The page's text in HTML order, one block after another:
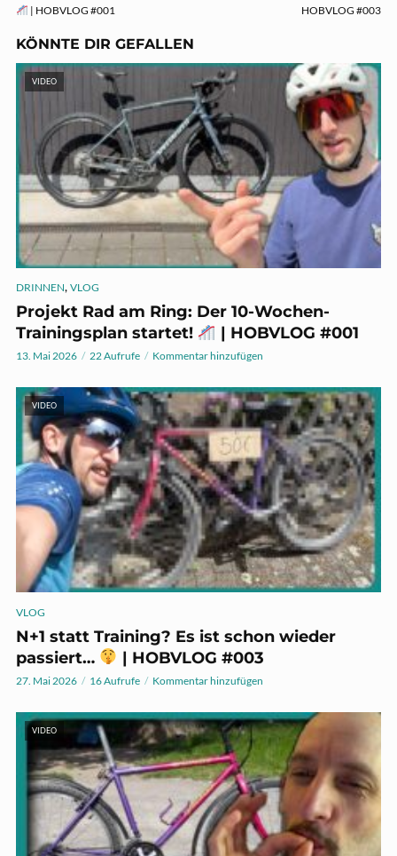
| HOBVLOG #001
HOBVLOG #003
KÖNNTE DIR GEFALLEN
VIDEO
DRINNEN, VLOG
Projekt Rad am Ring: Der 10-Wochen-
Trainingsplan startet!
| HOBVLOG #001
13. Mai 2026 22 Aufrufe Kommentar hinzufügen
VIDEO
VLOG
N+1 statt Training? Es ist schon wieder
passiert…
| HOBVLOG #003
27. Mai 2026 16 Aufrufe Kommentar hinzufügen
VIDEO